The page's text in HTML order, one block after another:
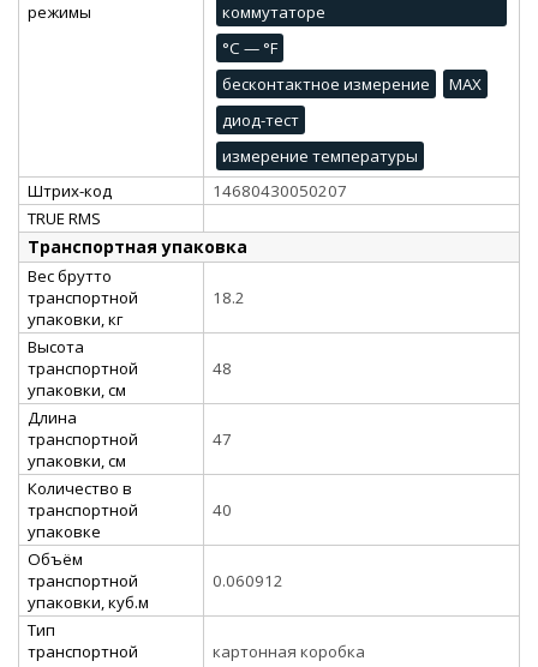
режимы
коммутаторе
°C — °F
бесконтактное измерение
MAX
диод-тест
измерение температуры
Штрих-код
14680430050207
TRUE RMS
Транспортная упаковка
Вес брутто
транспортной
упаковки, кг
18.2
Высота
транспортной
упаковки, см
48
Длина
транспортной
упаковки, см
47
Количество в
транспортной
упаковке
40
Объём
транспортной
упаковки, куб.м
0.060912
Тип
транспортной
картонная коробка